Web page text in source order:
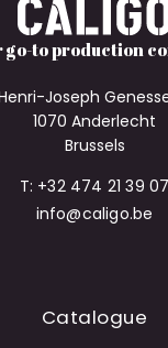
go-to production
Joseph
1070 Anderlecht
Brussels
T: +32 474 21 39 07
info@caligo.be
Catalogue